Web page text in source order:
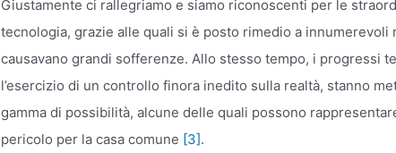
Giustamente ci rallegriamo e siamo riconoscenti per le
tecnologia, grazie alle quali si è posto rimedio a innumerevoli
causavano grandi sofferenze. Allo stesso tempo, i progressi
l’esercizio di un controllo finora inedito sulla realtà, stanno
gamma di possibilità, alcune delle quali possono
pericolo per la casa comune [3].